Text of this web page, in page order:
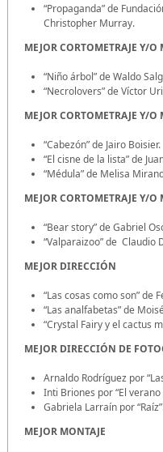
“Propaganda” de
Christopher Murray.
MEJOR CORTOMETRAJE Y/
“Niño árbol” de Waldo
“Necrolovers” de Víctor
MEJOR CORTOMETRAJE Y/
“Cabezón” de Jairo Boisier.
“El cisne de la lista” de
“Médula” de Melisa
MEJOR CORTOMETRAJE Y/
“Bear story” de Gabriel
“Valparaizoo” de Claudio
MEJOR DIRECCIÓN
“Las cosas como son” de
“Las analfabetas” de
“Crystal Fairy y el cactus
MEJOR DIRECCIÓN DE
Arnaldo Rodríguez por
Inti Briones por “El
Gabriela Larraín por
MEJOR MONTAJE